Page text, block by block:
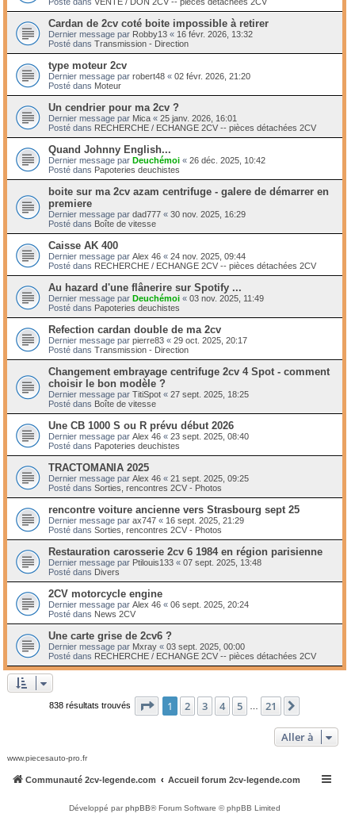
Cardan de 2cv coté boite impossible à retirer
Dernier message par Robby13 « 16 févr. 2026, 13:32
Posté dans Transmission - Direction
type moteur 2cv
Dernier message par robert48 « 02 févr. 2026, 21:20
Posté dans Moteur
Un cendrier pour ma 2cv ?
Dernier message par Mica « 25 janv. 2026, 16:01
Posté dans RECHERCHE / ECHANGE 2CV -- pièces détachées 2CV
Quand Johnny English...
Dernier message par Deuchémoi « 26 déc. 2025, 10:42
Posté dans Papoteries deuchistes
boite sur ma 2cv azam centrifuge - galere de démarrer en
premiere
Dernier message par dad777 « 30 nov. 2025, 16:29
Posté dans Boîte de vitesse
Caisse AK 400
Dernier message par Alex 46 « 24 nov. 2025, 09:44
Posté dans RECHERCHE / ECHANGE 2CV -- pièces détachées 2CV
Au hazard d'une flânerire sur Spotify ...
Dernier message par Deuchémoi « 03 nov. 2025, 11:49
Posté dans Papoteries deuchistes
Refection cardan double de ma 2cv
Dernier message par pierre83 « 29 oct. 2025, 20:17
Posté dans Transmission - Direction
Changement embrayage centrifuge 2cv 4 Spot - comment
choisir le bon modèle ?
Dernier message par TitiSpot « 27 sept. 2025, 18:25
Posté dans Boîte de vitesse
Une CB 1000 S ou R prévu début 2026
Dernier message par Alex 46 « 23 sept. 2025, 08:40
Posté dans Papoteries deuchistes
TRACTOMANIA 2025
Dernier message par Alex 46 « 21 sept. 2025, 09:25
Posté dans Sorties, rencontres 2CV - Photos
rencontre voiture ancienne vers Strasbourg sept 25
Dernier message par ax747 « 16 sept. 2025, 21:29
Posté dans Sorties, rencontres 2CV - Photos
Restauration carosserie 2cv 6 1984 en région parisienne
Dernier message par Ptilouis133 « 07 sept. 2025, 13:48
Posté dans Divers
2CV motorcycle engine
Dernier message par Alex 46 « 06 sept. 2025, 20:24
Posté dans News 2CV
Une carte grise de 2cv6 ?
Dernier message par Mxray « 03 sept. 2025, 00:00
Posté dans RECHERCHE / ECHANGE 2CV -- pièces détachées 2CV
838 résultats trouvés Page 1sur21
1 2 3 4 5 21
Aller à
www.piecesauto-pro.fr
Communauté 2cv-legende.com Accueil forum 2cv-legende.com
Développé parphpBB® Forum Software © phpBB Limited